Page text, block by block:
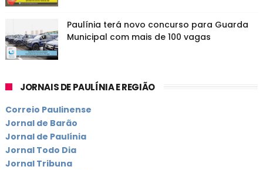
Paulínia terá novo concurso para Guarda
Municipal com mais de 100 vagas
JORNAIS DE PAULÍNIA E REGIÃO
Correio Paulinense
Jornal de Barão
Jornal de Paulínia
Jornal Todo Dia
Jornal Tribuna